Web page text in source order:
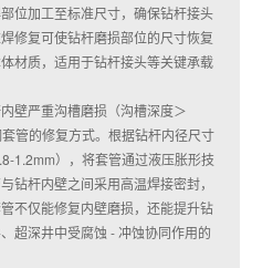
位加工至标准尺寸，确保钻杆接头
修复可使钻杆磨损部位的尺寸恢复
材质，适用于钻杆接头等关键承载
壁严重沟槽磨损（沟槽深度＞
管的修复方式。根据钻杆内径尺寸
1.2mm），将套管通过液压胀形技
钻杆内壁之间采用高温焊接密封，
不仅能修复内壁磨损，还能提升钻
超深井中受腐蚀 - 冲蚀协同作用的